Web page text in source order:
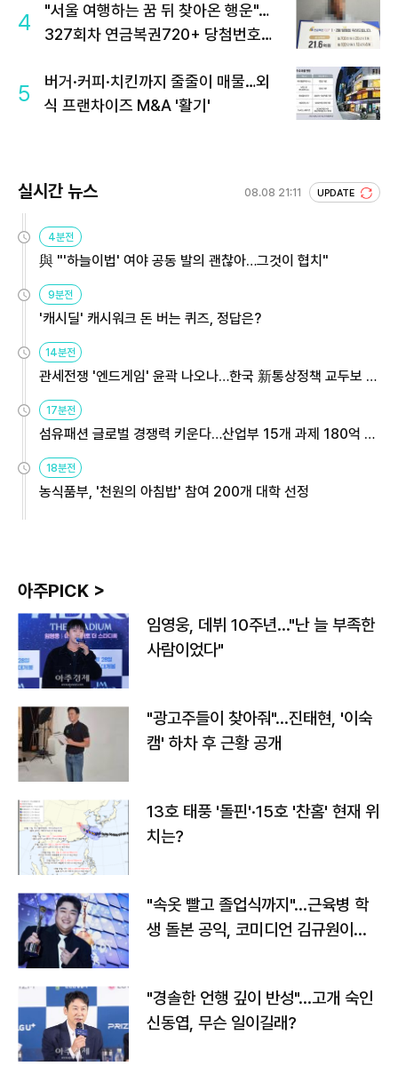
4
"서울 여행하는 꿈 뒤 찾아온 행운"…
327회차 연금복권720+ 당첨번호조
5
버거·커피·치킨까지 줄줄이 매물…외
식 프랜차이즈 M&A '활기'
실시간 뉴스 08.08 21:11 UPDATE
4분전
與 "'하늘이법' 여야 공동 발의 괜찮아…그것이 협치"
9분전
'캐시딜' 캐시워크 돈 버는 퀴즈, 정답은?
14분전
관세전쟁 '엔드게임' 윤곽 나오나…한국 新통상정책 교두보 활
용해야
17분전
섬유패션 글로벌 경쟁력 키운다…산업부 15개 과제 180억 지
원
18분전
농식품부, '천원의 아침밥' 참여 200개 대학 선정
아주PICK >
임영웅, 데뷔 10주년…"난 늘 부족한
사람이었다"
"광고주들이 찾아줘"…진태현, '이숙
캠' 하차 후 근황 공개
13호 태풍 '돌핀'·15호 '찬홈' 현재 위
치는?
"속옷 빨고 졸업식까지"…근육병 학
생 돌본 공익, 코미디언 김규원이었
"경솔한 언행 깊이 반성"…고개 숙인
신동엽, 무슨 일이길래?